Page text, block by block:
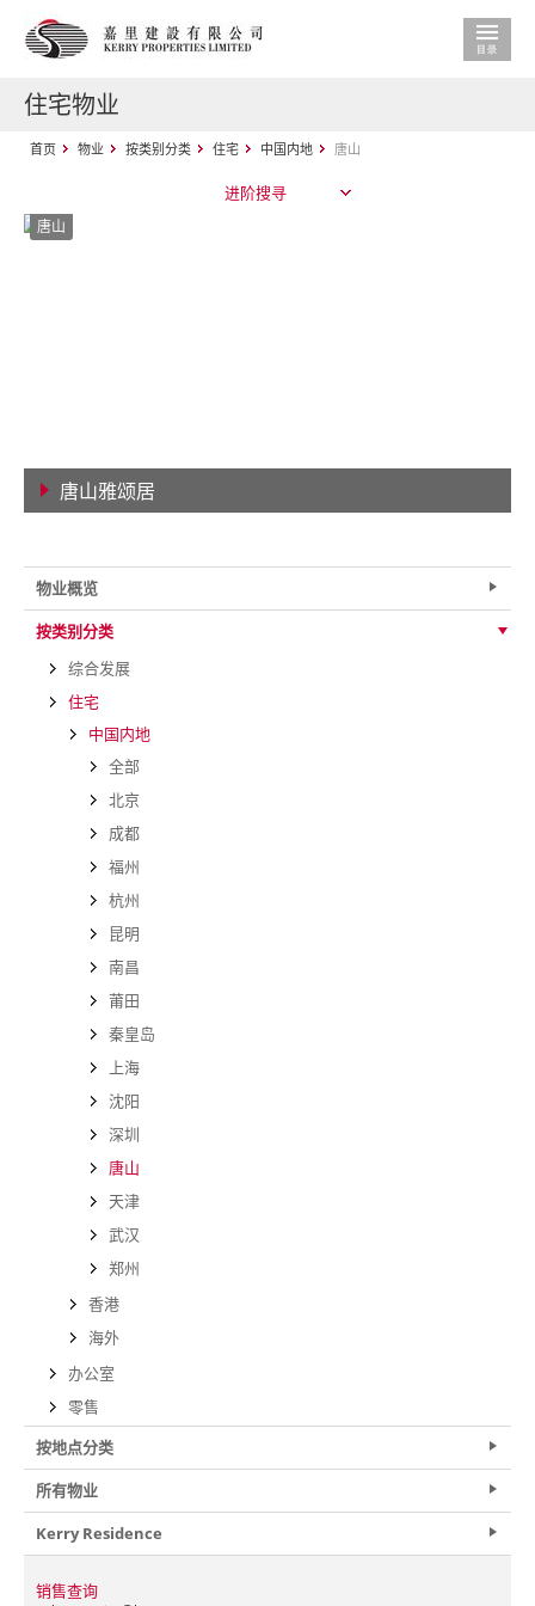
住宅物业
首页 物业 按类别分类 住宅 中国内地 唐山
进阶搜寻
唐山
唐山雅颂居
物业概览
按类别分类
综合发展
住宅
中国内地
全部
北京
成都
福州
杭州
昆明
南昌
莆田
秦皇岛
上海
沈阳
深圳
唐山
天津
武汉
郑州
香港
海外
办公室
零售
按地点分类
所有物业
Kerry Residence
销售查询